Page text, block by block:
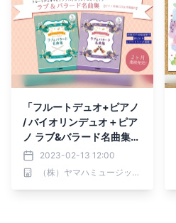
「フルートデュオ+ピアノ
/ バイオリンデュオ＋ピア
ノ ラブ&バラード名曲集
【ピアノ伴奏CD&伴奏譜
付】」 2か月連続発売！
2023-02-13 12:00
（株）ヤマハミュージックエンタテインメントホールディングス